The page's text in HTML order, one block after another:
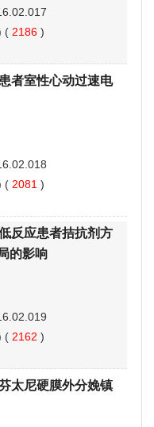
( 2186 )
者室性心动过速电
( 2081 )
反应患者拮抗剂方
的影响
( 2162 )
太尼硬膜外分娩镇